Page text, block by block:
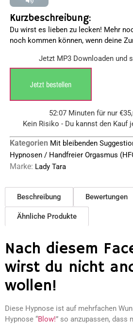
Kurzbeschreibung:
Du wirst es lieben zu lecken! Mehr
noch kommen können, wenn deine
Jetzt MP3 Downloaden und
Jetzt bestellen
52:07 Minuten für nur €
Kein Risiko - Du kannst den Kauf
Kategorien Mit bleibenden
Hypnosen / Handfreier Orgasmus
Marke: Lady Tara
Beschreibung Bewertungen
Ähnliche Produkte
Nach diesem
wirst du nicht
wollen!
Diese Hypnose ist auf mehrfachen
Hypnose “Blow!” so anzupassen, dass